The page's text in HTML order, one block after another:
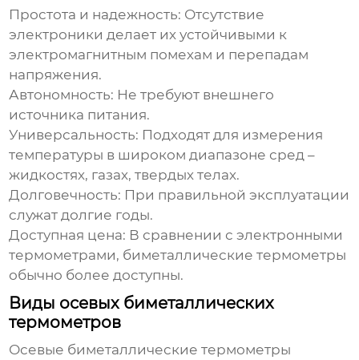
Простота и надежность: Отсутствие
электроники делает их устойчивыми к
электромагнитным помехам и перепадам
напряжения.
Автономность: Не требуют внешнего
источника питания.
Универсальность: Подходят для измерения
температуры в широком диапазоне сред –
жидкостях, газах, твердых телах.
Долговечность: При правильной эксплуатации
служат долгие годы.
Доступная цена: В сравнении с электронными
термометрами, биметаллические термометры
обычно более доступны.
Виды осевых биметаллических
термометров
Осевые биметаллические термометры